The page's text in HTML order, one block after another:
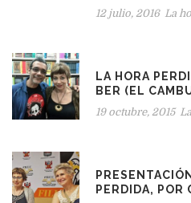
12 julio, 2016 La
LA HORA
BER (EL
19 octubre, 2015
PERDIDA, POR